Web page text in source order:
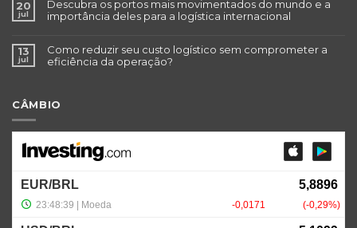
20
jul
Descubra os portos mais movimentados do mundo e a
importância deles para a logística internacional
13
jul
Como reduzir seu custo logístico sem comprometer a
eficiência da operação?
CÂMBIO